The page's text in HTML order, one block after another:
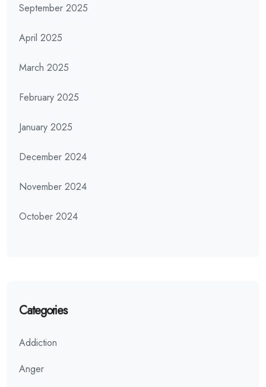
September 2025
April 2025
March 2025
February 2025
January 2025
December 2024
November 2024
October 2024
Categories
Addiction
Anger